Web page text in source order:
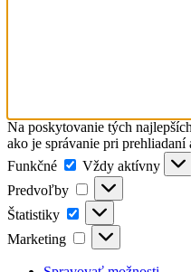
Na poskytovanie tých
ako je správanie pri
Funkčné
Funkčné
Vždy aktívny
Predvoľby
Predvoľby
Štatistiky Štatistiky
Marketing Marketing